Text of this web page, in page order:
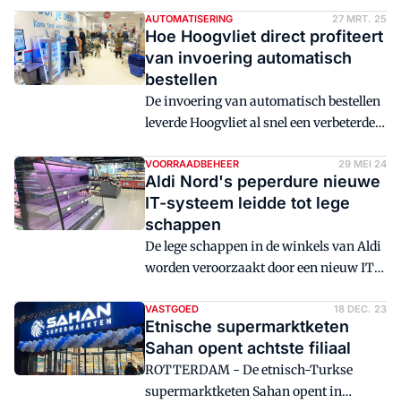
winkelvoorraad. Is dit efficiënt
voorraadbeheer? René Postma van
Axians vindt van niet. Zijn tip: 'Maak
gebruik van replenishment software en
stel regels op om de voorraad slim te
tellen.'
AUTOMATISERING 27 MRT. 25
Hoe Hoogvliet direct profiteert
van invoering automatisch
bestellen
De invoering van automatisch bestellen
leverde Hoogvliet al snel een verbeterde
zienderogen af. De komende tijd zullen
nog meer verbeteringen zichtbaar zijn,
geven supply chain manager Jan van
Rijn en improvement manager Saskia
van Trierum aan.
VOORRAADBEHEER 29 MEI 24
Aldi Nord's peperdure nieuwe
IT-systeem leidde tot lege
schappen
De lege schappen in de winkels van Aldi
worden veroorzaakt door een nieuw IT-
wil uitrollen.
VASTGOED 18 DEC. 23
Etnische supermarktketen
Sahan opent achtste filiaal
ROTTERDAM - De etnisch-Turkse
supermarktketen Sahan opent in